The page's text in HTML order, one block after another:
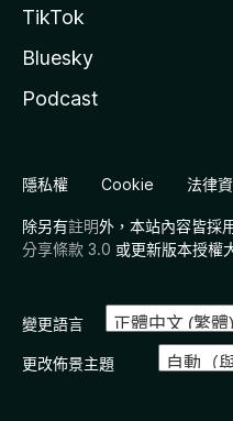
TikTok
Bluesky
Podcast
隱私權 Cookie 法律
除另有註明外，本站內容皆採
分享條款 3.0 或更新版本授權
變更語言
更改佈景主題